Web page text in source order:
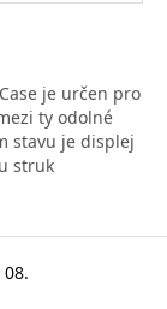
je určen pro
ty odolné
stavu je displej
struk